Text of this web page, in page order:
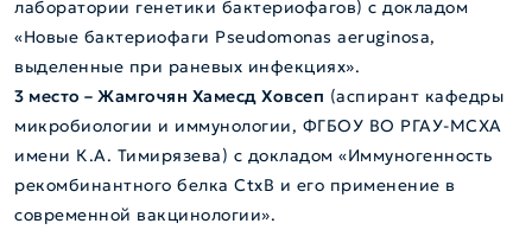
лаборатории генетики бактериофагов) с докладом
«Новые бактериофаги Pseudomonas aeruginosa,
выделенные при раневых инфекциях».
3 место – Жамгочян Хамесд Ховсеп (аспирант кафедры
микробиологии и иммунологии, ФГБОУ ВО РГАУ-МСХА
имени К.А. Тимирязева) с докладом «Иммуногенность
рекомбинантного белка CtxB и его применение в
современной вакцинологии».